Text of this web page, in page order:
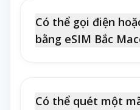
Có thể gọi điện
bằng eSIM Bắc
Có thể quét một